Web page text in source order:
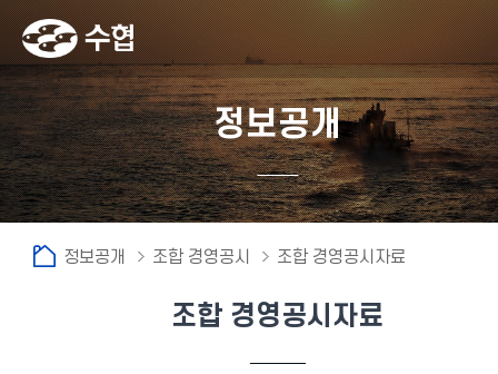
정보공개
정보공개 조합 경영공시 조합 경영공시자료
조합 경영공시자료